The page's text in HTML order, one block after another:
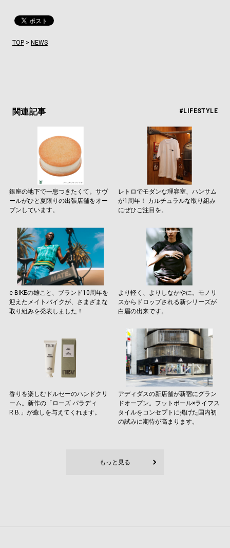
TOP> NEWS
関連記事 #LIFESTYLE
銀座の地下で一息つきたくて。サヴ
ールがひと夏限りの出張店舗をオー
プンしています。
レトロでモダンな理容室、ハンサム
が1周年！ カルチュラルな取り組み
にぜひご注目を。
e-BIKEの雄こと、ブランド10周年を
迎えたメイトバイクが、さまざまな
取り組みを発表しました！
より軽く、よりしなかやに。モノリ
スからドロップされる新シリーズが
白眉の出来です。
香りを楽しむドルセーのハンドクリ
ーム。新作の「ローズ パラディ
R.B.」が癒しを与えてくれます。
アディダスの新店舗が新宿にグラン
ドオープン。フットボール×ライフス
タイルをコンセプトに掲げた国内初
の試みに期待が高まります。
もっと見る